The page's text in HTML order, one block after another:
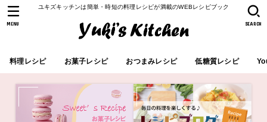
ユキズキッチンは簡単・時短の料理レシピが満載のWEBレシピブック
料理レシピ お菓子レシピ おつまみレシピ 低糖質レシピ
SEARCH
MENU